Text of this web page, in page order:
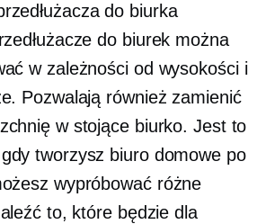
do biurka
do biurek można
w zależności od wysokości i
Pozwalają również zamienić
w stojące biurko. Jest to
tworzysz biuro domowe po
wypróbować różne
to, które będzie dla